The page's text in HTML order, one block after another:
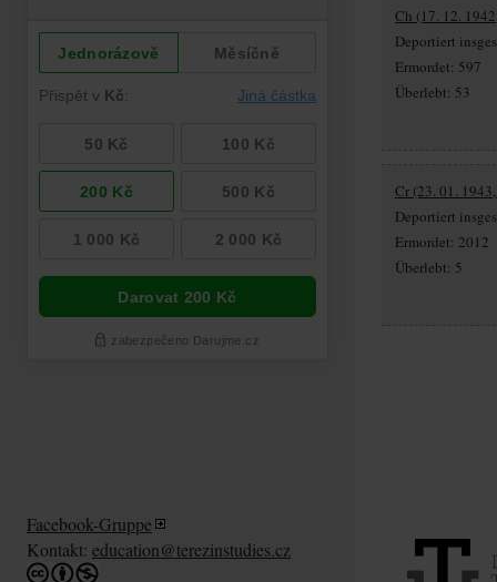
Ch (17. 12.
Deportiert
Ermordet: 597
Überlebt: 53
Cr (23. 01.
Deportiert
Ermordet: 2012
Überlebt: 5
Facebook-Gruppe
Kontakt: education@terezinstudies.cz